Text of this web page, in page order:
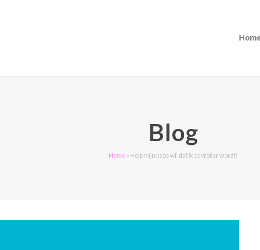
Blog
Home » Help mijn baas wil dat ik payroller wordt!